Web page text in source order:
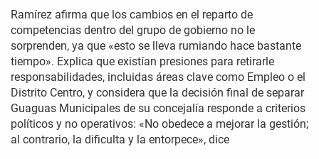
Ramírez afirma que los cambios en el reparto de
competencias dentro del grupo de gobierno no le
sorprenden, ya que «esto se lleva rumiando hace bastante
tiempo». Explica que existían presiones para retirarle
responsabilidades, incluidas áreas clave como Empleo o el
Distrito Centro, y considera que la decisión final de separar
Guaguas Municipales de su concejalía responde a criterios
políticos y no operativos: «No obedece a mejorar la gestión;
al contrario, la dificulta y la entorpece», dice